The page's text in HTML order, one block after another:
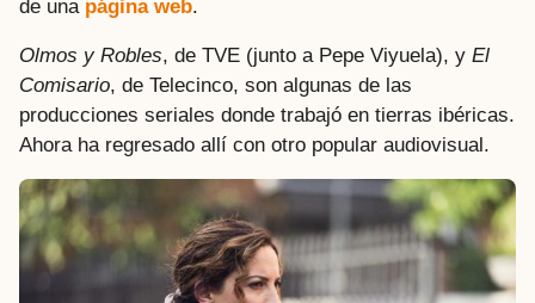
de una página web.
Olmos y Robles, de TVE (junto a Pepe Viyuela), y El
Comisario, de Telecinco, son algunas de las
producciones seriales donde trabajó en tierras ibéricas.
Ahora ha regresado allí con otro popular audiovisual.